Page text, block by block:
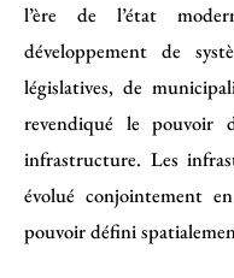
l’ère de l’état
développement de
législatives, de
revendiqué le pouvoir
infrastructure. Les
évolué conjointement
pouvoir défini